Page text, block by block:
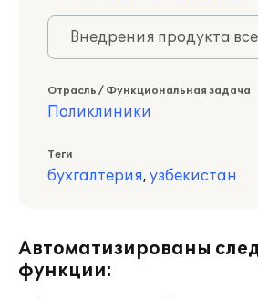
Внедрения продукта
Отрасль / Функциональная задача
Поликлиники
Теги
бухгалтерия, узбекистан
Автоматизированы
функции: